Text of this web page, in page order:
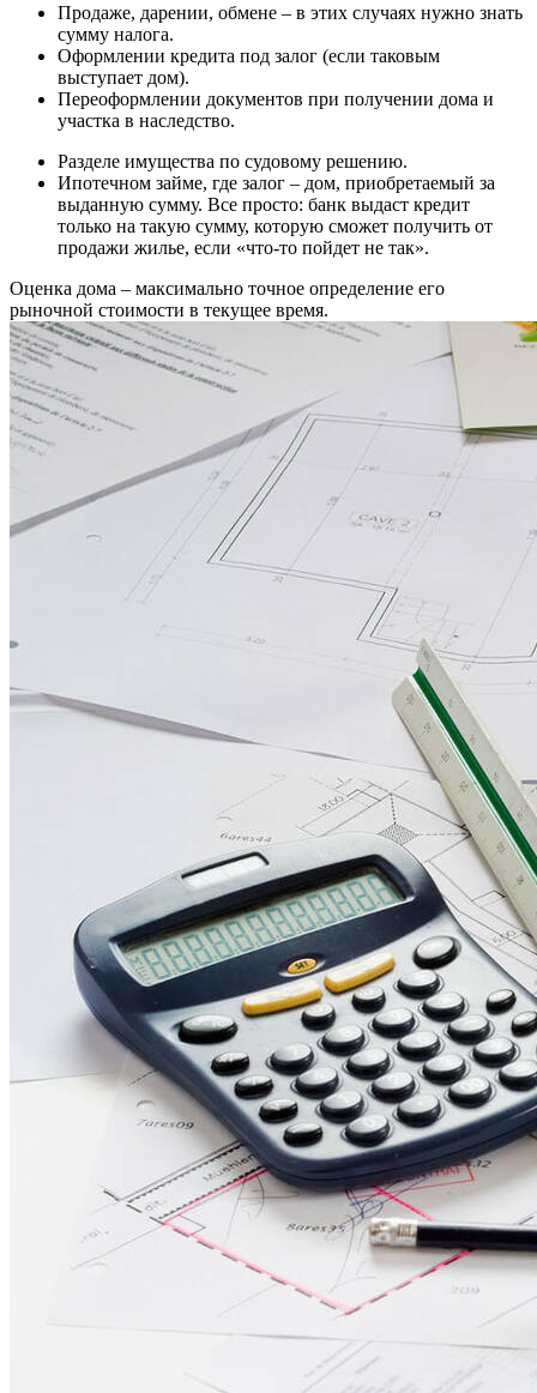
Продаже, дарении, обмене – в этих случаях нужно знать
сумму налога.
Оформлении кредита под залог (если таковым
выступает дом).
Переоформлении документов при получении дома и
участка в наследство.
Разделе имущества по судовому решению.
Ипотечном займе, где залог – дом, приобретаемый за
выданную сумму. Все просто: банк выдаст кредит
только на такую сумму, которую сможет получить от
продажи жилье, если «что-то пойдет не так».
Оценка дома – максимально точное определение его
рыночной стоимости в текущее время.